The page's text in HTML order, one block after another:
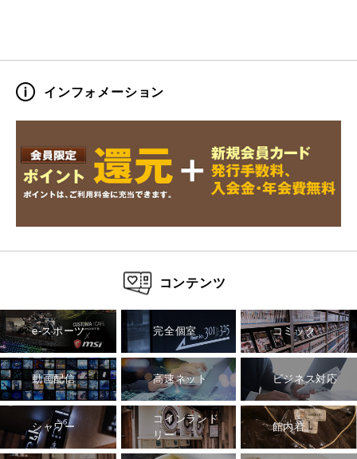
インフォメーション
コンテンツ
e-スポーツ 完全個室 コミック
動画配信 高速ネット ビジネス対応
シャワー
コインランド
リー
館内着